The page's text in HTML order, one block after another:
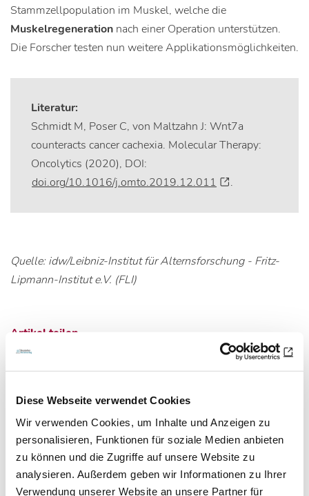
Diese Webseite verwendet Cookies
Wir verwenden Cookies, um Inhalte und Anzeigen zu
personalisieren, Funktionen für soziale Medien anbieten
zu können und die Zugriffe auf unsere Website zu
analysieren. Außerdem geben wir Informationen zu Ihrer
Verwendung unserer Website an unsere Partner für
Newsletter­anmeldung
Stammzellpopulation im Muskel, welche die
Muskelregeneration nach einer Operation unterstützen.
Die Forscher testen nun weitere Applikationsmöglichkeiten.
Literatur:
Schmidt M, Poser C, von Maltzahn J: Wnt7a
counteracts cancer cachexia. Molecular Therapy:
Oncolytics (2020), DOI:
doi.org/10.1016/j.omto.2019.12.011
.
Quelle: idw/Leibniz-Institut für Alternsforschung - Fritz-
Lipmann-Institut e.V. (FLI)
Artikel teilen
Zur Übersicht